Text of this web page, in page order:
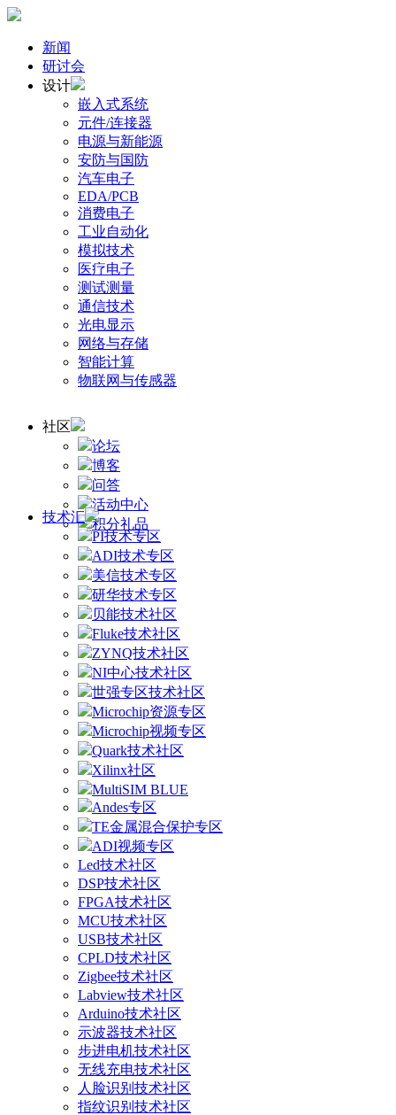
新闻
研讨会
设计
嵌入式系统
元件/连接器
电源与新能源
安防与国防
汽车电子
EDA/PCB
消费电子
工业自动化
模拟技术
医疗电子
测试测量
通信技术
光电显示
网络与存储
智能计算
物联网与传感器
社区
论坛
博客
问答
活动中心
积分礼品
技术汇
PI技术专区
ADI技术专区
美信技术专区
研华技术专区
贝能技术社区
Fluke技术社区
ZYNQ技术社区
NI中心技术社区
世强专区技术社区
Microchip资源专区
Microchip视频专区
Quark技术社区
Xilinx社区
MultiSIM BLUE
Andes专区
TE金属混合保护专区
ADI视频专区
Led技术社区
DSP技术社区
FPGA技术社区
MCU技术社区
USB技术社区
CPLD技术社区
Zigbee技术社区
Labview技术社区
Arduino技术社区
示波器技术社区
步进电机技术社区
无线充电技术社区
人脸识别技术社区
指纹识别技术社区